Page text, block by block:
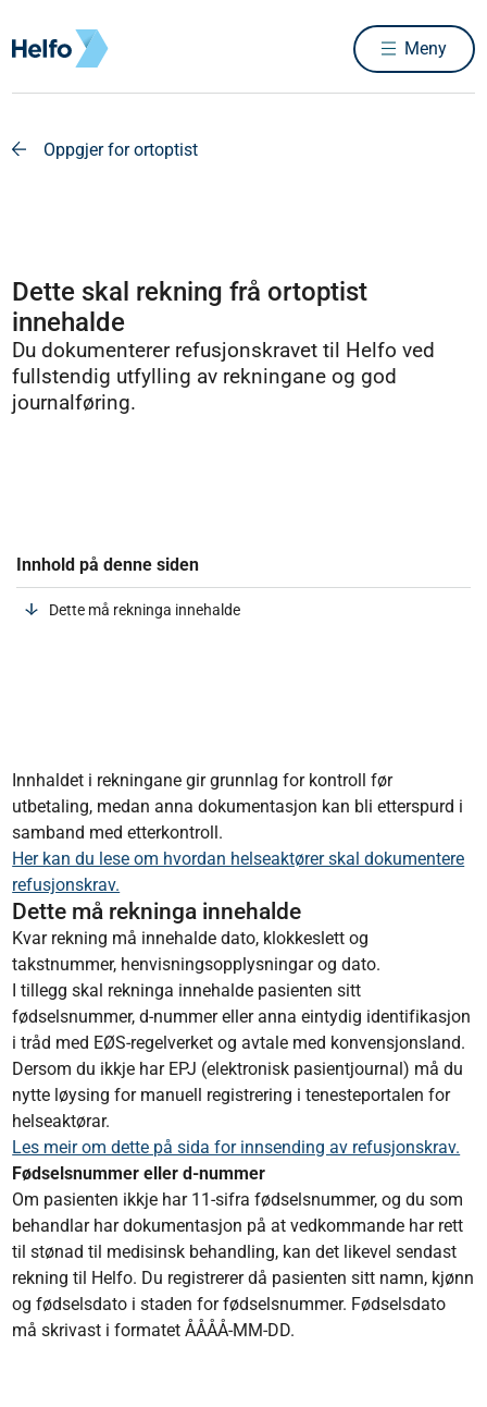
Meny
Oppgjer for ortoptist
Dette skal rekning frå ortoptist
innehalde
Du dokumenterer refusjonskravet til Helfo ved
fullstendig utfylling av rekningane og god
journalføring.
Innhold på denne siden
Dette må rekninga innehalde
Innhaldet i rekningane gir grunnlag for kontroll før
utbetaling, medan anna dokumentasjon kan bli etterspurd i
samband med etterkontroll.
Her kan du lese om hvordan helseaktører skal dokumentere
refusjonskrav.
Dette må rekninga innehalde
Kvar rekning må innehalde dato, klokkeslett og
takstnummer, henvisningsopplysningar og dato.
I tillegg skal rekninga innehalde pasienten sitt
fødselsnummer, d-nummer eller anna eintydig identifikasjon
i tråd med EØS-regelverket og avtale med konvensjonsland.
Dersom du ikkje har EPJ (elektronisk pasientjournal) må du
nytte løysing for manuell registrering i tenesteportalen for
helseaktørar.
Les meir om dette på sida for innsending av refusjonskrav.
Fødselsnummer eller d-nummer
Om pasienten ikkje har 11-sifra fødselsnummer, og du som
behandlar har dokumentasjon på at vedkommande har rett
til stønad til medisinsk behandling, kan det likevel sendast
rekning til Helfo. Du registrerer då pasienten sitt namn, kjønn
og fødselsdato i staden for fødselsnummer. Fødselsdato
må skrivast i formatet ÅÅÅÅ-MM-DD.